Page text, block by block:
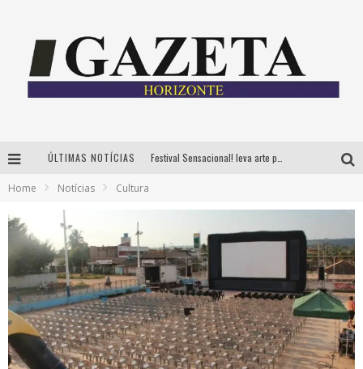
ÚLTIMAS NOTÍCIAS
Home Notícias Cultura